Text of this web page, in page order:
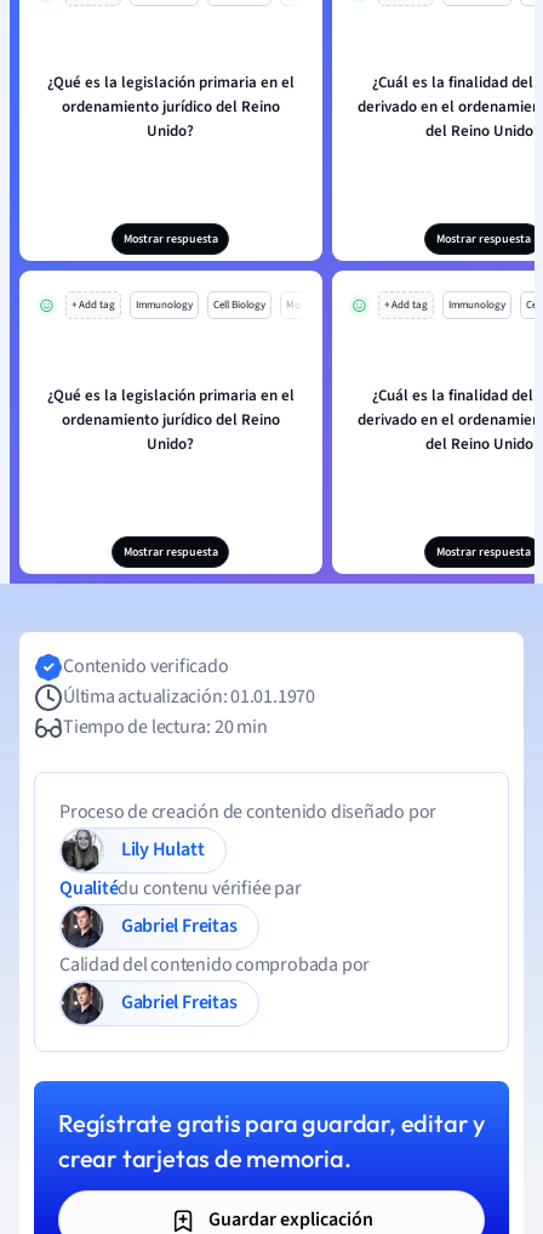
¿Qué es la legislación primaria en el
ordenamiento jurídico del Reino
Unido?
Mostrar respuesta
¿Cuál es la finalidad del
derivado en el
del Reino Unido?
Mostrar respuesta
+ Add tag Immunology Cell Biology Mo
¿Qué es la legislación primaria en el
ordenamiento jurídico del Reino
Unido?
Mostrar respuesta
+ Add tag Immunology
¿Cuál es la finalidad del
derivado en el
del Reino Unido?
Mostrar respuesta
Contenido verificado
Última actualización: 01.01.1970
Tiempo de lectura: 20 min
Proceso de creación de contenido diseñado por
Lily Hulatt
Qualitédu contenu vérifiée par
Gabriel Freitas
Calidad del contenido comprobada por
Gabriel Freitas
Regístrate gratis para guardar, editar y
crear tarjetas de memoria.
Guardar explicación